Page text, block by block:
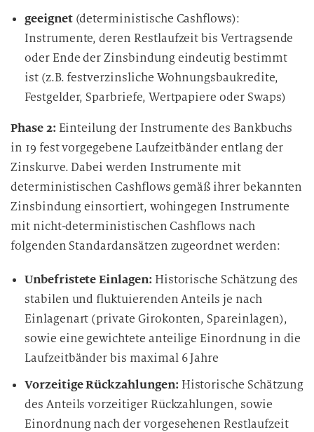
geeignet (deterministische Cashflows):
Instrumente, deren Restlaufzeit bis Vertragsende
oder Ende der Zinsbindung eindeutig bestimmt
ist (z.B. festverzinsliche Wohnungsbaukredite,
Festgelder, Sparbriefe, Wertpapiere oder Swaps)
Phase 2: Einteilung der Instrumente des Bankbuchs
in 19 fest vorgegebene Laufzeitbänder entlang der
Zinskurve. Dabei werden Instrumente mit
deterministischen Cashflows gemäß ihrer bekannten
Zinsbindung einsortiert, wohingegen Instrumente
mit nicht-deterministischen Cashflows nach
folgenden Standardansätzen zugeordnet werden:
Unbefristete Einlagen: Historische Schätzung des
stabilen und fluktuierenden Anteils je nach
Einlagenart (private Girokonten, Spareinlagen),
sowie eine gewichtete anteilige Einordnung in die
Laufzeitbänder bis maximal 6 Jahre
Vorzeitige Rückzahlungen: Historische Schätzung
des Anteils vorzeitiger Rückzahlungen, sowie
Einordnung nach der vorgesehenen Restlaufzeit